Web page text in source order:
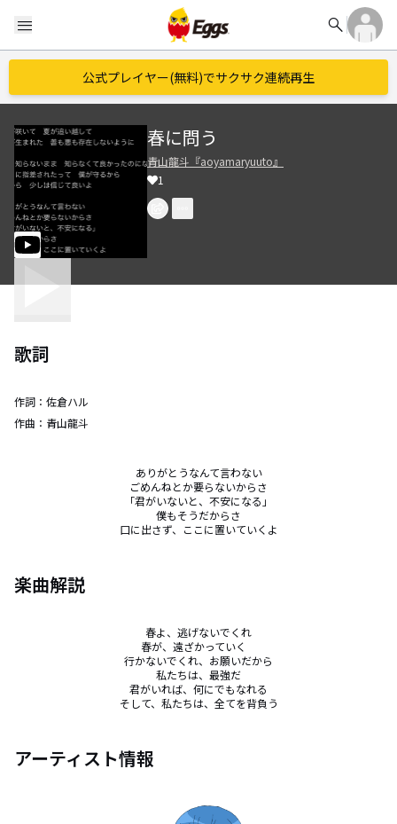
menu search
公式プレイヤー(無料)でサクサク連続再生
春に問う
青山龍斗『aoyamaryuuto』
1
歌詞
作詞： 佐倉ハル
作曲： 青山龍斗
ありがとうなんて言わない
ごめんねとか要らないからさ
「君がいないと、不安になる」
僕もそうだからさ
口に出さず、ここに置いていくよ
楽曲解説
春よ、逃げないでくれ
春が、遠ざかっていく
行かないでくれ、お願いだから
私たちは、最強だ
君がいれば、何にでもなれる
そして、私たちは、全てを背負う
アーティスト情報